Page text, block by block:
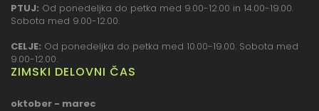
PTUJ: Od ponedeljka do petka med 9.00-12.00 in 14.00-19.00.
Sobota med 9.00-12.00.
CELJE: Od ponedeljka do petka med 10.00-19.00. Sobota med
9.00-12.00.
ZIMSKI DELOVNI ČAS
oktober - marec